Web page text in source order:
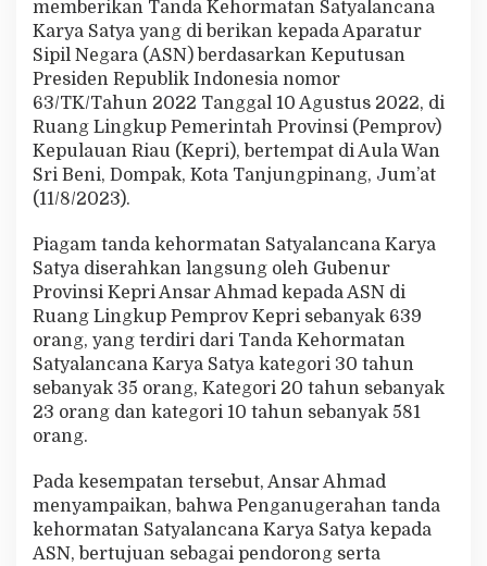
S
a
t
a
l
a
n
c
K
a
r
a
S
a
t
y
a
memberikan Tanda Kehormatan Satyalancana
Karya Satya yang di berikan kepada Aparatur
Sipil Negara (ASN) berdasarkan Keputusan
Presiden Republik Indonesia nomor
63/TK/Tahun 2022 Tanggal 10 Agustus 2022, di
Ruang Lingkup Pemerintah Provinsi (Pemprov)
Kepulauan Riau (Kepri), bertempat di Aula Wan
Sri Beni, Dompak, Kota Tanjungpinang, Jum’at
(11/8/2023).
Piagam tanda kehormatan Satyalancana Karya
Satya diserahkan langsung oleh Gubenur
Provinsi Kepri Ansar Ahmad kepada ASN di
Ruang Lingkup Pemprov Kepri sebanyak 639
orang, yang terdiri dari Tanda Kehormatan
Satyalancana Karya Satya kategori 30 tahun
sebanyak 35 orang, Kategori 20 tahun sebanyak
23 orang dan kategori 10 tahun sebanyak 581
orang.
Pada kesempatan tersebut, Ansar Ahmad
menyampaikan, bahwa Penganugerahan tanda
kehormatan Satyalancana Karya Satya kepada
ASN, bertujuan sebagai pendorong serta